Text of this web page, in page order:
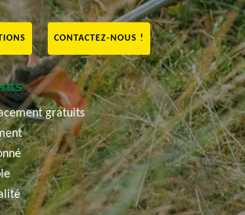
CONTACTEZ-NOUS !
gratuits